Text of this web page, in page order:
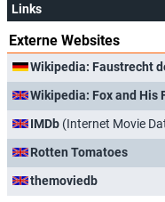
Links
Externe Websites
Wikipedia: Faustrecht
Wikipedia: Fox and His
IMDb (Internet Movie
Rotten Tomatoes
themoviedb